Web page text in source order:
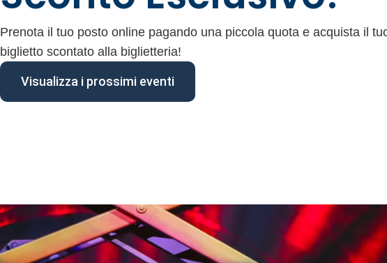
Prenota il tuo posto online pagando una piccola quota e acquista il
biglietto scontato alla biglietteria!
Visualizza i prossimi eventi